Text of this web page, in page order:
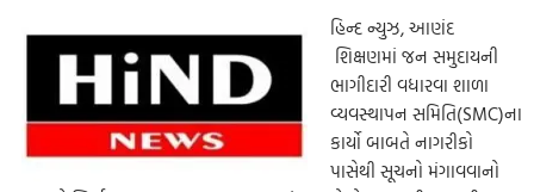
હિન્દ ન્યુઝ, આણંદ
શિક્ષણમાં જન સમુદાયની
ભાગીદારી વધારવા શાળા
વ્યવસ્થાપન સમિતિ(SMC)ના
કાર્યો બાબતે નાગરીકો
પાસેથી સૂચનો મંગાવવાનો